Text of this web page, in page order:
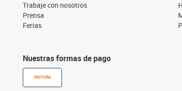
Trabaje con nosotros
Prensa
Ferias
Nuestras formas de pago
FACTURA